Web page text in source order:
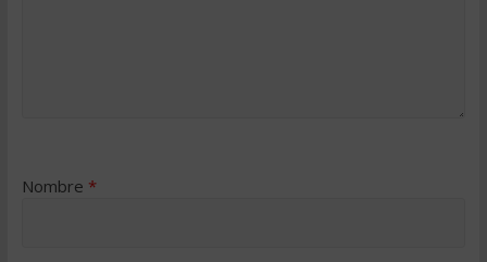
Nombre *